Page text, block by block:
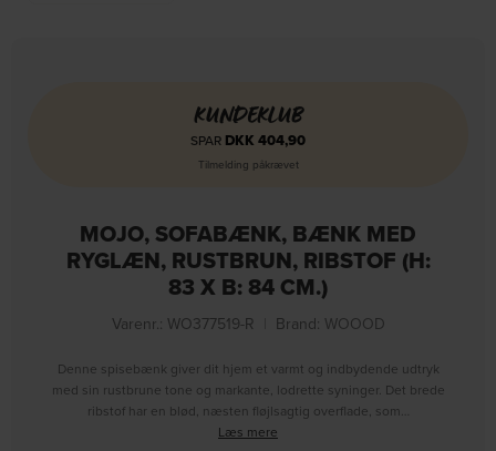
KUNDEKLUB
SPAR DKK 404,90
Tilmelding påkrævet
MOJO, SOFABÆNK, BÆNK MED
RYGLÆN, RUSTBRUN, RIBSTOF (H:
83 X B: 84 CM.)
Varenr.: WO377519-R Brand: WOOOD
Denne spisebænk giver dit hjem et varmt og indbydende udtryk
med sin rustbrune tone og markante, lodrette syninger. Det brede
ribstof har en blød, næsten fløjlsagtig overflade, som…
Læs mere